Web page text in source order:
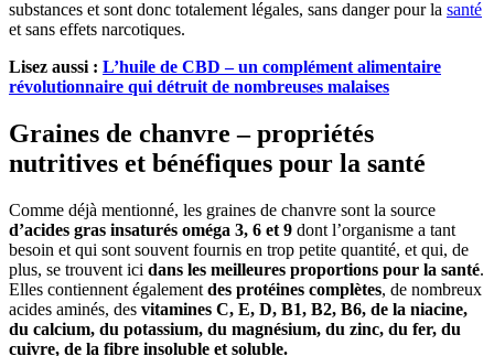
substances et sont donc totalement légales, sans danger pour la santé
et sans effets narcotiques.
Lisez aussi : L’huile de CBD – un complément alimentaire
révolutionnaire qui détruit de nombreuses malaises
Graines de chanvre – propriétés
nutritives et bénéfiques pour la santé
Comme déjà mentionné, les graines de chanvre sont la source
d’acides gras insaturés oméga 3, 6 et 9 dont l’organisme a tant
besoin et qui sont souvent fournis en trop petite quantité, et qui, de
plus, se trouvent ici dans les meilleures proportions pour la santé.
Elles contiennent également des protéines complètes, de nombreux
acides aminés, des vitamines C, E, D, B1, B2, B6, de la niacine,
du calcium, du potassium, du magnésium, du zinc, du fer, du
cuivre, de la fibre insoluble et soluble.